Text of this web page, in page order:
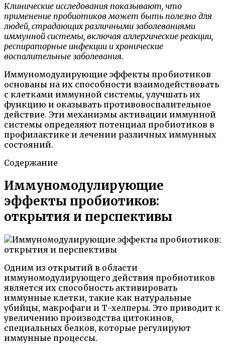
Клинические исследования показывают, что
применение пробиотиков может быть полезно для
людей, страдающих различными заболеваниями
иммунной системы, включая аллергические реакции,
респираторные инфекции и хронические
воспалительные заболевания.
Иммуномодулирующие эффекты пробиотиков
основаны на их способности взаимодействовать
с клетками иммунной системы, улучшать их
функцию и оказывать противовоспалительное
действие. Эти механизмы активации иммунной
системы определяют потенциал пробиотиков в
профилактике и лечении различных иммунных
состояний.
Содержание
Иммуномодулирующие
эффекты пробиотиков:
открытия и перспективы
Одним из открытий в области
иммуномодулирующего действия пробиотиков
является их способность активировать
иммунные клетки, такие как натуральные
убийцы, макрофаги и Т-хелперы. Это приводит к
увеличению производства цитокинов,
специальных белков, которые регулируют
иммунные процессы.